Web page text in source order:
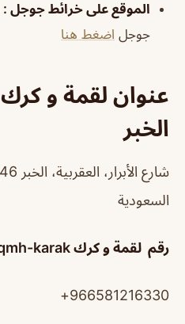
الموقع على خرائط جوجل :
جوجل اضغط هنا
الخبر
السعودية
رقم لقمة و كرك Lqmh-karak الخبر
966581216330+